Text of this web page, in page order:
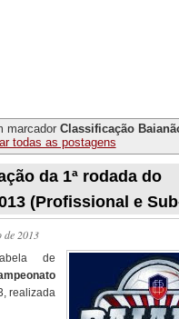
marcador Classificação
todas as postagens
da 1ª rodada do
(Profissional e
de 2013
de
realizada